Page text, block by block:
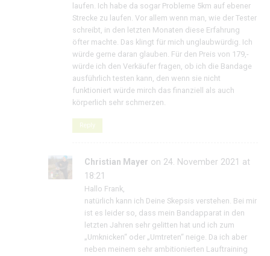
laufen. Ich habe da sogar Probleme 5km auf ebener
Strecke zu laufen. Vor allem wenn man, wie der Tester
schreibt, in den letzten Monaten diese Erfahrung
öfter machte. Das klingt für mich unglaubwürdig. Ich
würde gerne daran glauben. Für den Preis von 179,-
würde ich den Verkäufer fragen, ob ich die Bandage
ausführlich testen kann, den wenn sie nicht
funktioniert würde mirch das finanziell als auch
körperlich sehr schmerzen.
Reply
Christian Mayer on 24. November 2021 at
18:21
Hallo Frank,
natürlich kann ich Deine Skepsis verstehen. Bei mir
ist es leider so, dass mein Bandapparat in den
letzten Jahren sehr gelitten hat und ich zum
„Umknicken“ oder „Umtreten“ neige. Da ich aber
neben meinem sehr ambitionierten Lauftraining